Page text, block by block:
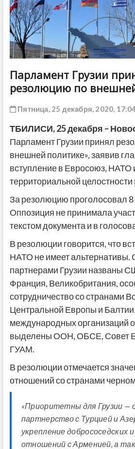
Парламент Грузии
резолюцию по
Пятница, 25 декабря, 2020, 17:04
ТБИЛИСИ, 25 декабря –
Парламент Грузии принял
внешней политике», заявив
вступление в Евросоюз, НАТО
территориальной
За резолюцию проголосовал
Оппозиция не принимала
текстом документа и в
В резолюции говорится, что
НАТО не имеет альтернативы.
партнерами Грузии названы
Франция, Великобритания,
сотрудничество со странами
Центральной Европы и
международных организаций
выделены ООН, ОБСЕ, Совет
ГУАМ.
В резолюции отмечается
отношений со странами
«Приоритетны для Грузии —
партнерство с Турцией и
укрепление добрососедских
отношений с Арменией, а